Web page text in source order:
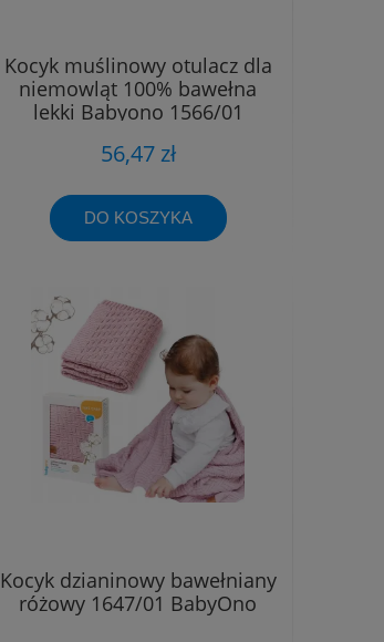
Kocyk muślinowy otulacz dla
niemowląt 100% bawełna
lekki Babyono 1566/01
56,47 zł
DO KOSZYKA
Kocyk dzianinowy bawełniany
różowy 1647/01 BabyOno